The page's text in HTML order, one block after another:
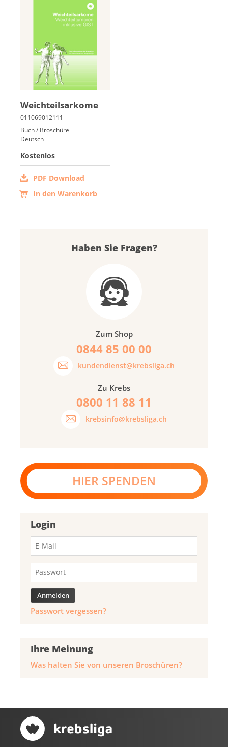
Weich­teils­ar­ko­me
Buch / Broschüre
Deutsch
Kostenlos
PDF Download
In den Warenkorb
Haben Sie Fragen?
Zum Shop
0844 85 00 00
kundendienst@krebsliga.ch
Zu Krebs
0800 11 88 11
krebsinfo@krebsliga.ch
HIER SPENDEN
Login
Passwort vergessen?
Ihre Meinung
Was halten Sie von unseren Broschüren?